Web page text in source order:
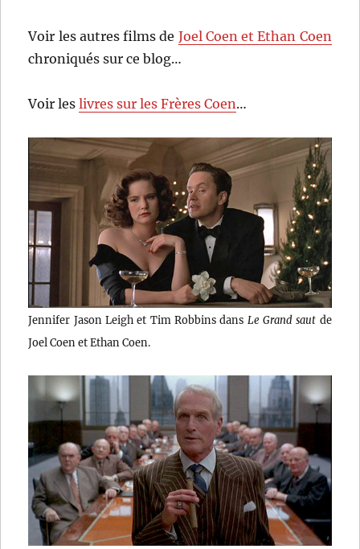
Voir les autres films de Joel Coen et Ethan Coen
chroniqués sur ce blog…
Voir leslivres sur les Frères Coen…
Jennifer Jason Leigh et Tim Robbins dans Le Grand saut de
Joel Coen et Ethan Coen.